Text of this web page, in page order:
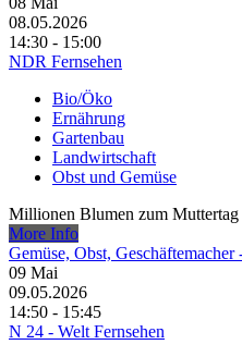
08.05.2026
14:30 - 15:00
NDR Fernsehen
Bio/Öko
Ernährung
Gartenbau
Landwirtschaft
Obst und Gemüse
Millionen Blumen zum Muttertag
More Info
Gemüse, Obst,
09 Mai
09.05.2026
14:50 - 15:45
N 24 - Welt Fernsehen